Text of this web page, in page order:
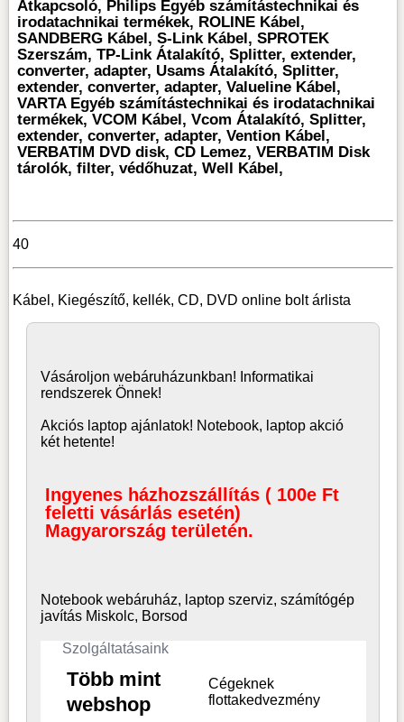
Átkapcsoló, Philips Egyéb számítástechnikai és
irodatachnikai termékek, ROLINE Kábel,
SANDBERG Kábel, S-Link Kábel, SPROTEK
Szerszám, TP-Link Átalakító, Splitter, extender,
converter, adapter, Usams Átalakító, Splitter,
extender, converter, adapter, Valueline Kábel,
VARTA Egyéb számítástechnikai és irodatachnikai
termékek, VCOM Kábel, Vcom Átalakító, Splitter,
extender, converter, adapter, Vention Kábel,
VERBATIM DVD disk, CD Lemez, VERBATIM Disk
tárolók, filter, védőhuzat, Well Kábel,
40
Kábel, Kiegészítő, kellék, CD, DVD online bolt árlista
Vásároljonwebáruházunkban! Informatikai
rendszerek Önnek!
Akciós laptop ajánlatok! Notebook, laptop akció
két hetente!
Ingyenes házhozszállítás ( 100e Ft
feletti vásárlás esetén)
Magyarország területén.
Notebook webáruház, laptop szerviz, számítógép
javítás Miskolc, Borsod
Szolgáltatásaink
Több mint
webshop
Cégeknek
flottakedvezmény